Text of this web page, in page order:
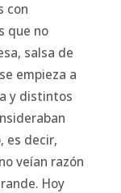
con
que no
salsa de
empieza a
y distintos
es decir,
veían razón
Hoy